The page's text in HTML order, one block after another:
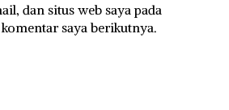
dan situs web saya pada
saya berikutnya.